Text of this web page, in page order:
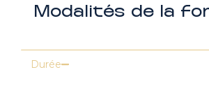
Modalités de la
Durée